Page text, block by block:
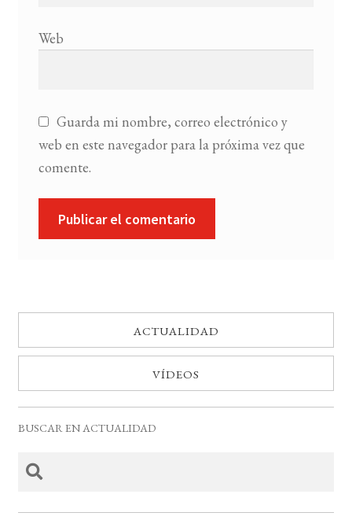
Web
Guarda mi nombre, correo electrónico y
web en este navegador para la próxima vez que
comente.
ACTUALIDAD
VÍDEOS
BUSCAR EN ACTUALIDAD